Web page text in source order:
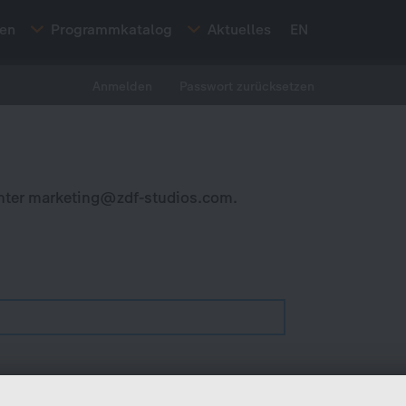
Programmkatalog Aktuelles EN
marketing@zdf-studios.com .